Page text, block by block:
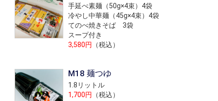
手延べ素麺（50g×4束）4袋
冷やし中華麺（45g×4束）4袋
てのべ焼きそば 3袋
スープ付き
3,580円
（税込）
M18 麺つゆ
1.8リットル
1,700円
（税込）